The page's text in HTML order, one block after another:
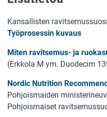
Kansallisten
Työprosessin kuvaus
Miten ravitsemus- ja
(Erkkola M ym. Duodecim
Nordic Nutrition
Pohjoismaiden
Pohjoismaiset